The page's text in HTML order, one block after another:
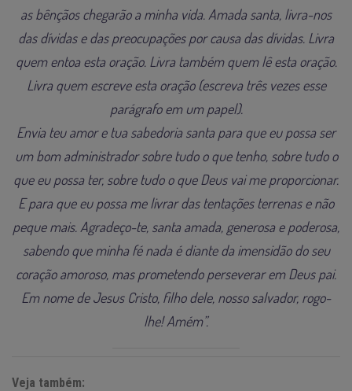
as bênçãos chegarão a minha vida. Amada santa, livra-nos
das dívidas e das preocupações por causa das dívidas. Livra
quem entoa esta oração. Livra também quem lê esta oração.
Livra quem escreve esta oração (escreva três vezes esse
parágrafo em um papel).
Envia teu amor e tua sabedoria santa para que eu possa ser
um bom administrador sobre tudo o que tenho, sobre tudo o
que eu possa ter, sobre tudo o que Deus vai me proporcionar.
E para que eu possa me livrar das tentações terrenas e não
peque mais. Agradeço-te, santa amada, generosa e poderosa,
sabendo que minha fé nada é diante da imensidão do seu
coração amoroso, mas prometendo perseverar em Deus pai.
Em nome de Jesus Cristo, filho dele, nosso salvador, rogo-
lhe! Amém”.
Veja também: